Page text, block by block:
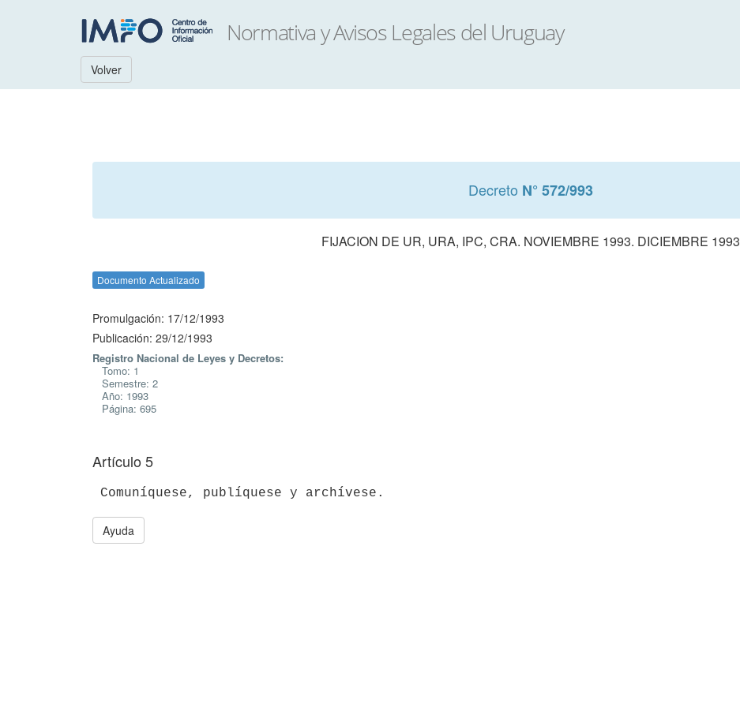
Volver
Decreto N° 572/993
FIJACION DE UR, URA, IPC, CRA. NOVIEMBRE 1993. DICIEMBRE 1993
Documento Actualizado
Promulgación: 17/12/1993
Publicación: 29/12/1993
Registro Nacional de Leyes y Decretos:
Tomo: 1
Semestre: 2
Año: 1993
Página: 695
Artículo 5
Ayuda